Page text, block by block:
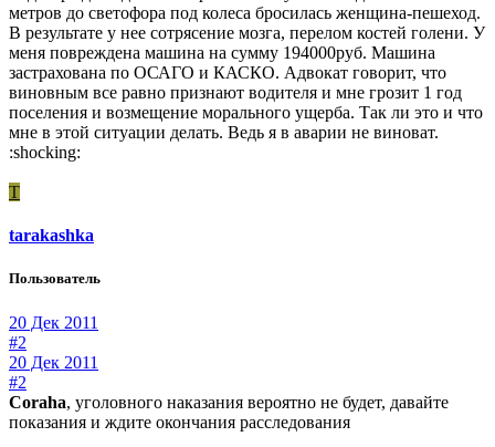
метров до светофора под колеса бросилась женщина-пешеход.
В результате у нее сотрясение мозга, перелом костей голени. У
меня повреждена машина на сумму 194000руб. Машина
застрахована по ОСАГО и КАСКО. Адвокат говорит, что
виновным все равно признают водителя и мне грозит 1 год
поселения и возмещение морального ущерба. Так ли это и что
мне в этой ситуации делать. Ведь я в аварии не виноват.
:shocking:
T
tarakashka
Пользователь
20 Дек 2011
#2
20 Дек 2011
#2
Coraha, уголовного наказания вероятно не будет, давайте
показания и ждите окончания расследования